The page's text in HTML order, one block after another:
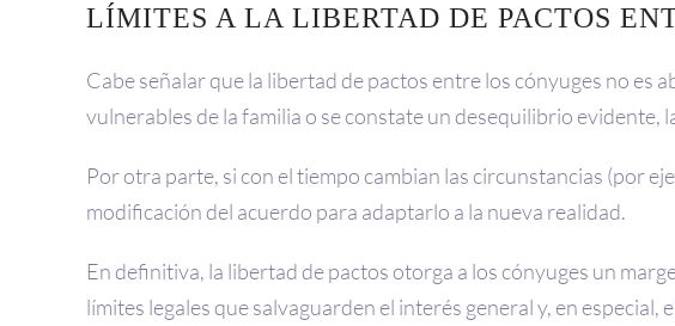
LÍMITES A LA LIBERTAD DE PACTOS
Cabe señalar que la libertad de pactos entre los cónyuges no es
vulnerables de la familia o se constate un desequilibrio
Por otra parte, si con el tiempo cambian las circunstancias (por
modificación del acuerdo para adaptarlo a la nueva realidad.
En definitiva, la libertad de pactos otorga a los cónyuges un
límites legales que salvaguarden el interés general y, en especial,